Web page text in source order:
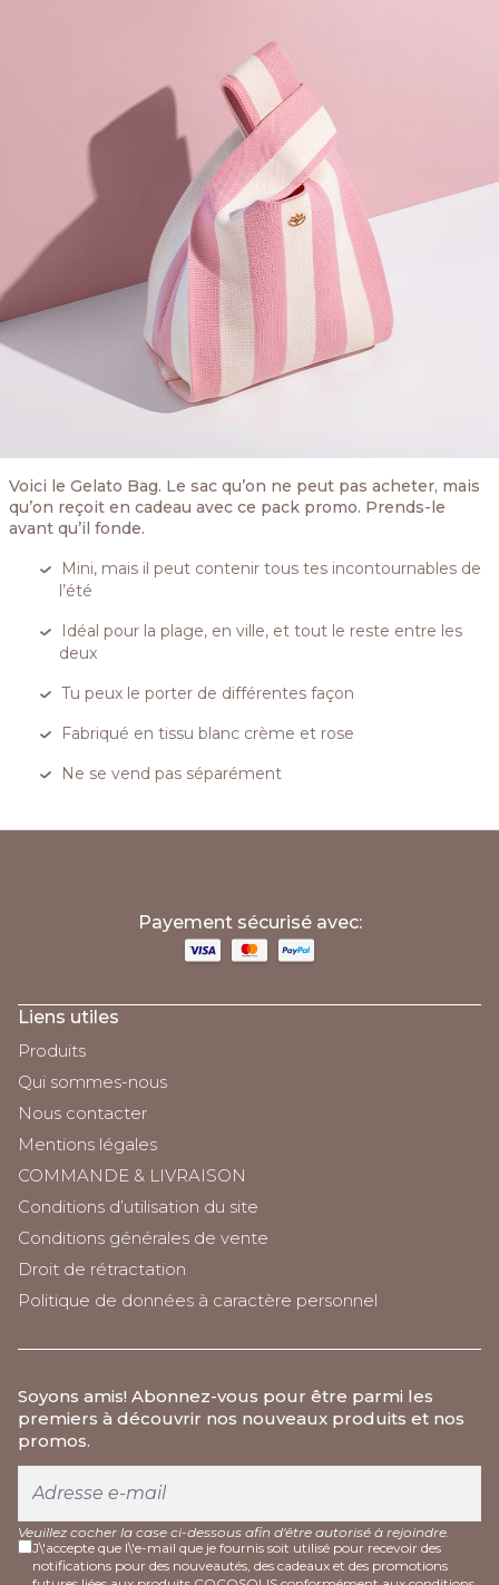
Voici le Gelato Bag. Le sac qu’on ne peut pas acheter, mais
qu’on reçoit en cadeau avec ce pack promo. Prends-le
avant qu’il fonde.
Mini, mais il peut contenir tous tes incontournables de
l’été
Idéal pour la plage, en ville, et tout le reste entre les
deux
Tu peux le porter de différentes façon
Fabriqué en tissu blanc crème et rose
Ne se vend pas séparément
Payement sécurisé avec:
Liens utiles
Produits
Qui sommes-nous
Nous contacter
Mentions légales
COMMANDE & LIVRAISON
Conditions d’utilisation du site
Conditions générales de vente
Droit de rétractation
Politique de données à caractère personnel
Soyons amis! Abonnez-vous pour être parmi les
premiers à découvrir nos nouveaux produits et nos
promos.
Veuillez cocher la case ci-dessous afin d'être autorisé à rejoindre.
J\'accepte que l\'e-mail que je fournis soit utilisé pour recevoir des
notifications pour des nouveautés, des cadeaux et des promotions